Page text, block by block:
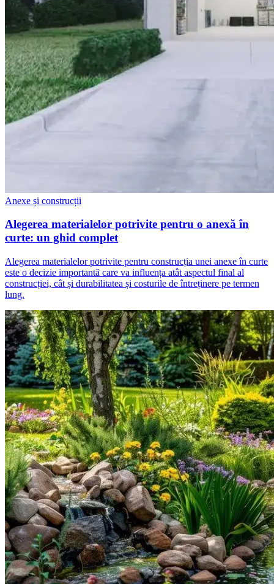
Anexe și construcții
Alegerea materialelor potrivite pentru o anexă în
curte: un ghid complet
Alegerea materialelor potrivite pentru construcția unei anexe în curte
este o decizie importantă care va influența atât aspectul final al
construcției, cât și durabilitatea și costurile de întreținere pe termen
lung.